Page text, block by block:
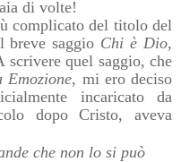
di volte!
complicato del titolo del
saggio Chi è Dio,
quel saggio, che
Emozione, mi ero deciso
incaricato da
dopo Cristo, aveva
che non lo si può